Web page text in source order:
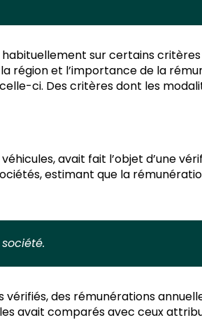
sur certains
région et l’importance de la
ci. Des critères dont les
avait fait l’objet d’une
estimant que la
des rémunérations
avait comparés avec ceux